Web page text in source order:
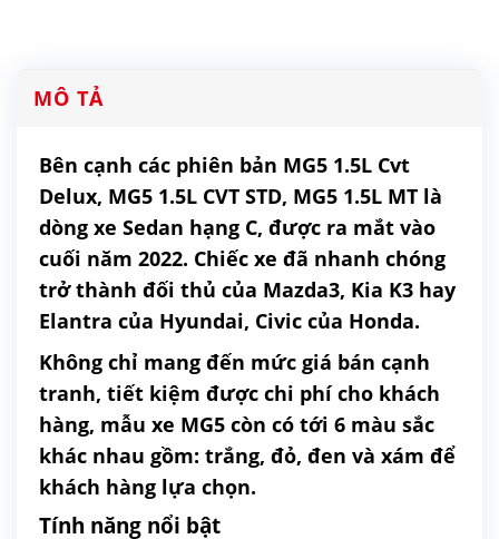
MÔ TẢ
Bên cạnh các phiên bản MG5 1.5L Cvt
Delux, MG5 1.5L CVT STD, MG5 1.5L MT là
dòng xe Sedan hạng C, được ra mắt vào
cuối năm 2022. Chiếc xe đã nhanh chóng
trở thành đối thủ của Mazda3, Kia K3 hay
Elantra của Hyundai, Civic của Honda.
Không chỉ mang đến mức giá bán cạnh
tranh, tiết kiệm được chi phí cho khách
hàng, mẫu xe MG5 còn có tới 6 màu sắc
khác nhau gồm: trắng, đỏ, đen và xám để
khách hàng lựa chọn.
Tính năng nổi bật